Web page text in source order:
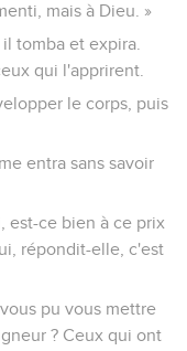
mais à Dieu. »
tomba et expira.
qui l'apprirent.
le corps, puis
entra sans savoir
est-ce bien à ce prix
répondit-elle, c'est
pu vous mettre
? Ceux qui ont